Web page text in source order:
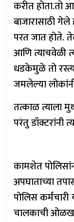
करीत होता.तो
बाजारासाठी
परत जात होते.
आणि त्याचवेळी
धडकेमुळे तो
जमलेल्या
तत्काळ त्याला
परंतु डॉक्टरांनी
कामशेत
अपघाताच्या
पोलिस
चालकाची ओळख